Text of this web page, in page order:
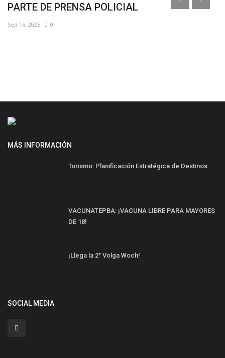
PARTE DE PRENSA POLICIAL
Sep 15, 2025 0
MÁS INFORMACIÓN
Turismo: Planificación Estratégica de Destinos
VACUNATEPBA: ¡VACUNA LIBRE PARA MAYORES
DE 18!⠀
¡Llega la 2° Volga Woch!
SOCIAL MEDIA